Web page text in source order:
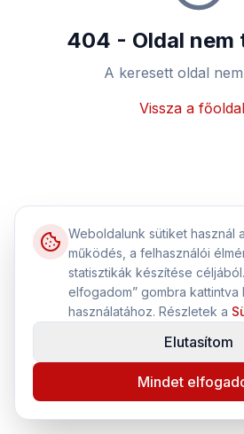
404 - Oldal nem
A keresett oldal
Vissza a
Weboldalunk sütiket használ
működés, a felhasználói
statisztikák készítése
elfogadom” gombra kattintva
használatához. Részletek a
Elutasítom
Mindet